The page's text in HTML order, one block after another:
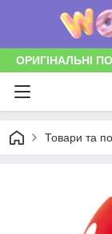
ОРИГІНАЛЬНІ
Товари та